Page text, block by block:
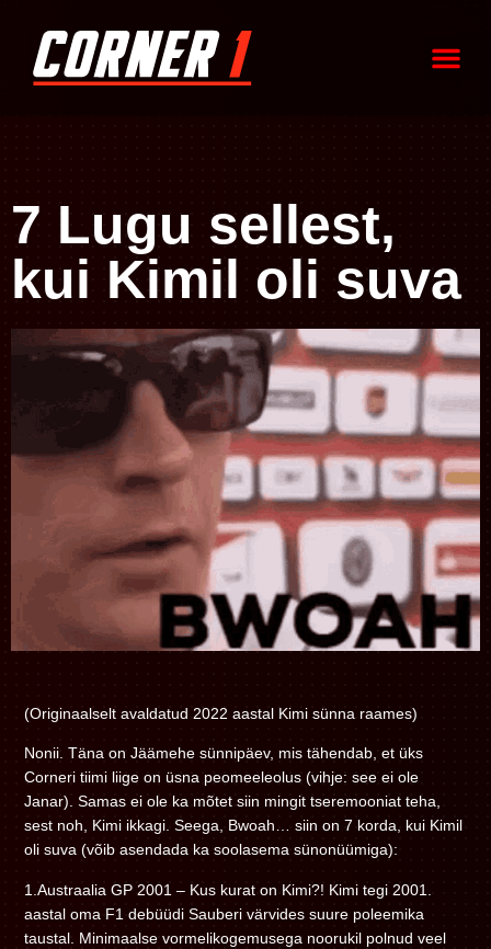
7 Lugu sellest,
kui Kimil oli suva
(Originaalselt avaldatud 2022 aastal Kimi sünna raames)
Nonii. Täna on Jäämehe sünnipäev, mis tähendab, et üks
Corneri tiimi liige on üsna peomeeleolus (vihje: see ei ole
Janar). Samas ei ole ka mõtet siin mingit tseremooniat teha,
sest noh, Kimi ikkagi. Seega, Bwoah… siin on 7 korda, kui Kimil
oli suva (võib asendada ka soolasema sünonüümiga):
1.Austraalia GP 2001 – Kus kurat on Kimi?! Kimi tegi 2001.
aastal oma F1 debüüdi Sauberi värvides suure poleemika
taustal. Minimaalse vormelikogemusega noorukil polnud veel